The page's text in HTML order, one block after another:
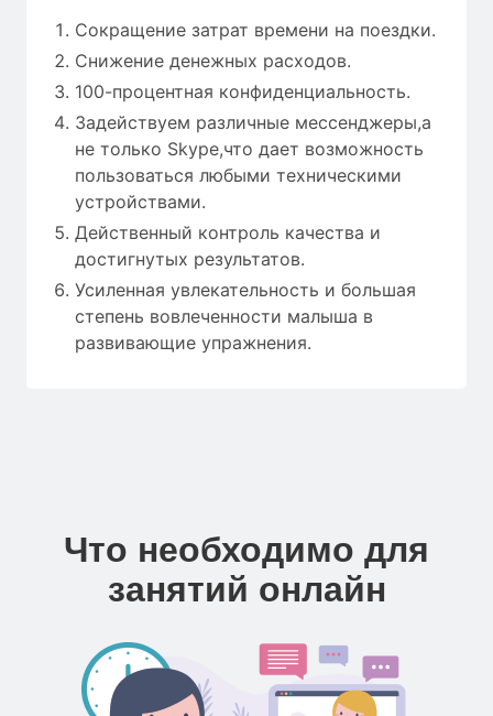
Сокращение затрат времени на поездки.
Снижение денежных расходов.
100-процентная конфиденциальность.
Задействуем различные мессенджеры,а
не только Skype,что дает возможность
пользоваться любыми техническими
устройствами.
Действенный контроль качества и
достигнутых результатов.
Усиленная увлекательность и большая
степень вовлеченности малыша в
развивающие упражнения.
Что необходимо для
занятий онлайн